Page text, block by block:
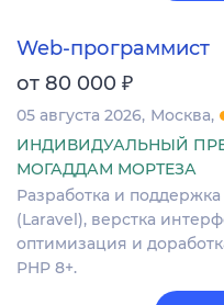
Web-программист
от 80 000 ₽
05 августа 2026 Москва
ИНДИВИДУАЛЬНЫЙ
МОГАДДАМ МОРТЕЗА
Разработка и
(Laravel), верстка
оптимизация и
PHP 8+.